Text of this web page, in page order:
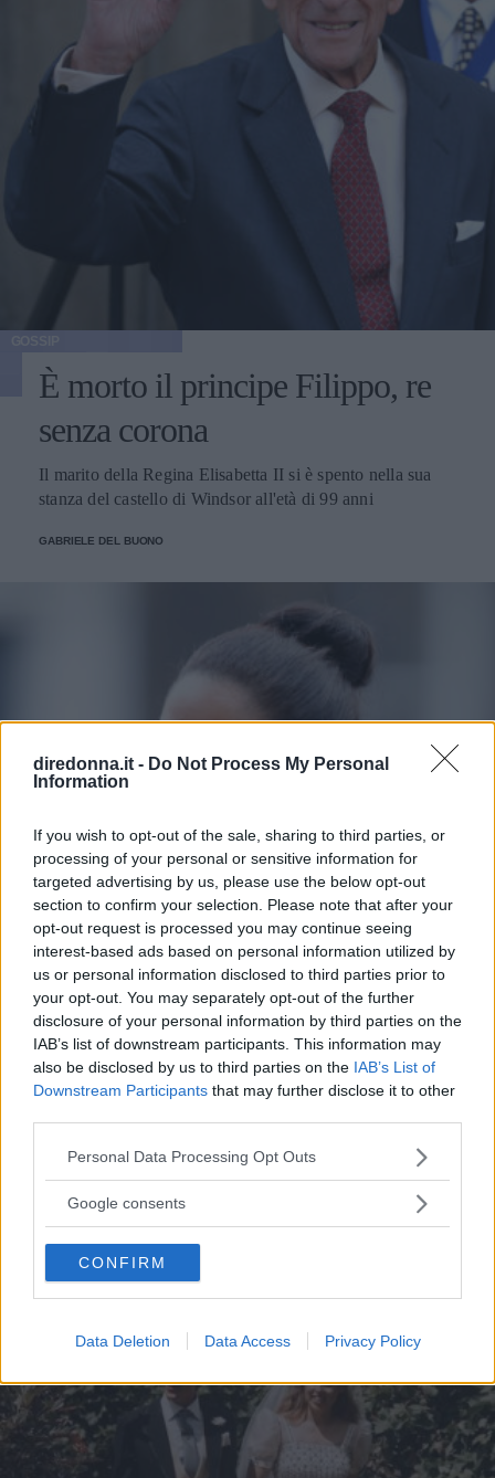
diredonna.it - Do Not Process My Personal
Information
If you wish to opt-out of the sale, sharing to third parties, or
processing of your personal or sensitive information for
targeted advertising by us, please use the below opt-out
section to confirm your selection. Please note that after your
opt-out request is processed you may continue seeing
interest-based ads based on personal information utilized by
us or personal information disclosed to third parties prior to
your opt-out. You may separately opt-out of the further
disclosure of your personal information by third parties on the
IAB’s list of downstream participants. This information may
also be disclosed by us to third parties on the IAB’s List of
Downstream Participants that may further disclose it to other
Please note that this website/app uses one or more Google
not limited to your visit or usage behaviour. You may click to
use your data for below specified purposes in below Google
consent section.
Personal Data Processing Opt Outs
Google consents
CONFIRM
Data Deletion Data Access Privacy Policy
È morto il principe Filippo, re
senza corona
Il marito della Regina Elisabetta II si è spento nella sua
stanza del castello di Windsor all'età di 99 anni
GABRIELE DEL BUONO
GOSSIP
Meghan Markle: la Duchessa
ribelle festeggia 39 anni
nuova vita della moglie del Principe Harry